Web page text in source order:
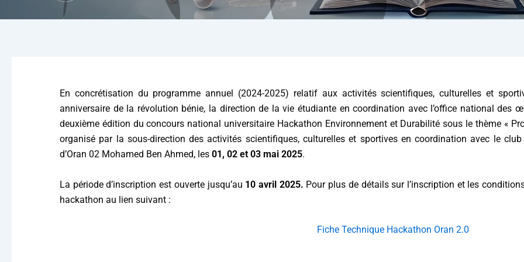
En concrétisation du programme annuel (2024-2025) relatif aux activités scientifiques, culturelles et
anniversaire de la révolution bénie, la direction de la vie étudiante en coordination avec l’office national des
deuxième édition du concours national universitaire Hackathon Environnement et Durabilité sous le thème «
organisé par la sous-direction des activités scientifiques, culturelles et sportives en coordination avec le
d’Oran 02 Mohamed Ben Ahmed, les 01, 02 et 03 mai 2025.
La période d’inscription est ouverte jusqu’au 10 avril 2025. Pour plus de détails sur l’inscription et les
hackathon au lien suivant :
Fiche Technique Hackathon Oran 2.0